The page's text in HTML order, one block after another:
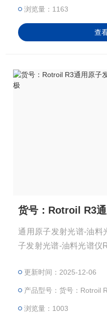
浏览量：1163
查
通用原子发射光谱-油料光
子发射光谱-油料光谱仪
R3电极棒规格：
根。 符合ASTM标准。
更新时间：2025-12-06
产品型号：货号：Rotroil
浏览量：1003